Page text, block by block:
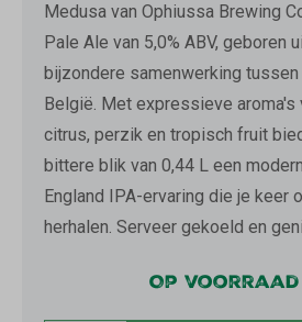
Medusa van Ophiussa Brewing
Pale Ale van 5,0% ABV, geboren
bijzondere samenwerking tussen
België. Met expressieve aroma's
citrus, perzik en tropisch fruit
bittere blik van 0,44 L een
England IPA-ervaring die je keer
herhalen. Serveer gekoeld en
Op voorraad